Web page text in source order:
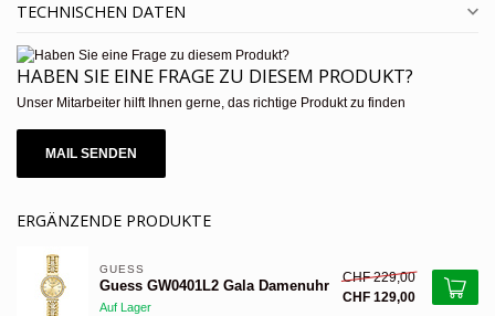
TECHNISCHEN DATEN
HABEN SIE EINE FRAGE ZU DIESEM PRODUKT?
Unser Mitarbeiter hilft Ihnen gerne, das richtige Produkt zu finden
MAIL SENDEN
ERGÄNZENDE PRODUKTE
GUESS
Guess GW0401L2 Gala Damenuhr
Auf Lager
CHF 229,00
CHF 129,00